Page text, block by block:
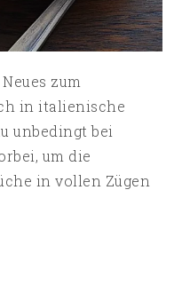
zum
in italienische
unbedingt bei
um die
in vollen Zügen